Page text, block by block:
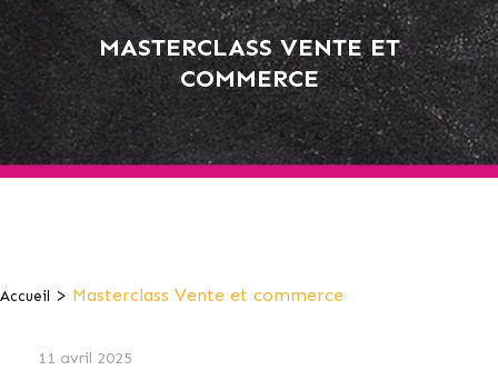
MASTERCLASS VENTE ET
COMMERCE
Accueil > Masterclass Vente et commerce
11 avril 2025